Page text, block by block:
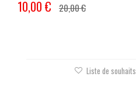
10,00 € 20,00 €
Liste de souhaits